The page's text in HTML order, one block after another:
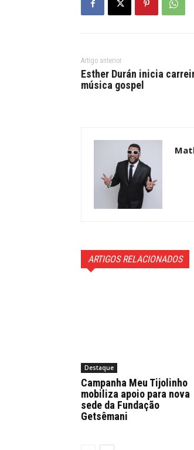
Artigo anterior
Esther Durán inicia
música gospel
ARTIGOS RELACIONADOS
Destaque
Campanha Meu Tijolinho
mobiliza apoio para nova
sede da Fundação
Getsêmani